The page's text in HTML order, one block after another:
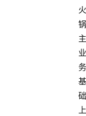
火
锅
主
业
务
基
础
上